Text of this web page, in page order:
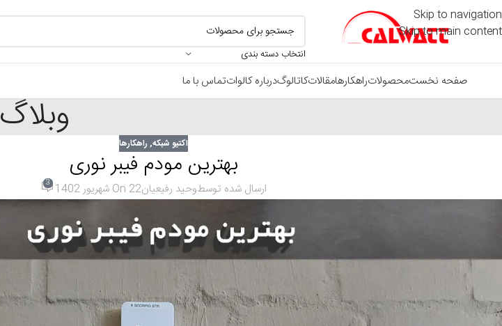
Skip to navigation
Skip to main content
انتخاب دسته بندی
صفحه نخستمحصولاتراهکارهامقالاتکاتالوگدرباره کالواتتماس با ما
وبلاگ
اکتیو شبکه, راهکارها
بهترین مودم فیبر نوری
ارسال شده توسطوحید رفیعیانOn 22 شهریور 1402 3